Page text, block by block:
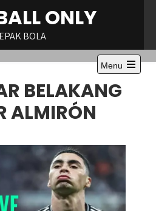
ONLY
BOLA
Menu
Open
the
main
BELAKANG
ALMIRÓN